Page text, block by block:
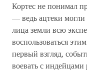
Кортес не понимал
— ведь ацтеки могли
лица земли всю
воспользоваться
первый взгляд,
воевать с